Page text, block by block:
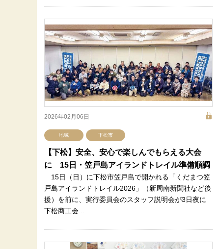
2026年02月06日
地域 下松市
【下松】安全、安心で楽しんでもらえる大会
に 15日・笠戸島アイランドトレイル準備順調
15日（日）に下松市笠戸島で開かれる「くだまつ笠
戸島アイランドトレイル2026」（新周南新聞社など後
援）を前に、実行委員会のスタッフ説明会が3日夜に
下松商工会...